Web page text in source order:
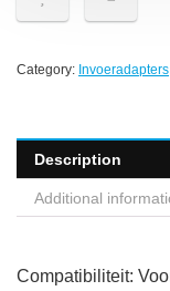
Category: Invoeradapters
Description
Additional
Compatibiliteit: